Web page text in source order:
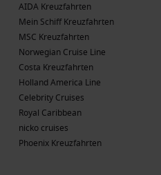
AIDA Kreuzfahrten
Mein Schiff Kreuzfahrten
MSC Kreuzfahrten
Norwegian Cruise Line
Costa Kreuzfahrten
Holland America Line
Celebrity Cruises
Royal Caribbean
nicko cruises
Phoenix Kreuzfahrten